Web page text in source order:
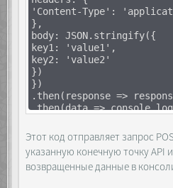
img').forEach(el => {
});
});
buttons.forEach(btn
let currentList
'Content-Type':
},
body: JSON.stringify({
key1: 'value1',
key2: 'value2'
})
})
.then(response =>
.then(data =>
Этот код отправляет запрос
указанную конечную точку API
возвращенные данные в